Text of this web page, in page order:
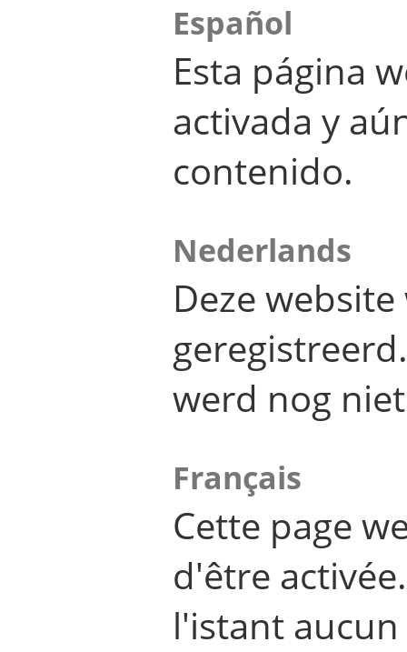
Español
Esta página
activada y
contenido.
Nederlands
Deze
werd nog
Français
Cette page
d'être
l'istant